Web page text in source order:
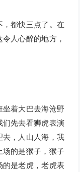
都快三点了。在
人心醉的地方，
着大巴去海沧野
们先去看狮虎表演
去，人山人海，我
场的是猴子，猴子
的是老虎，老虎表